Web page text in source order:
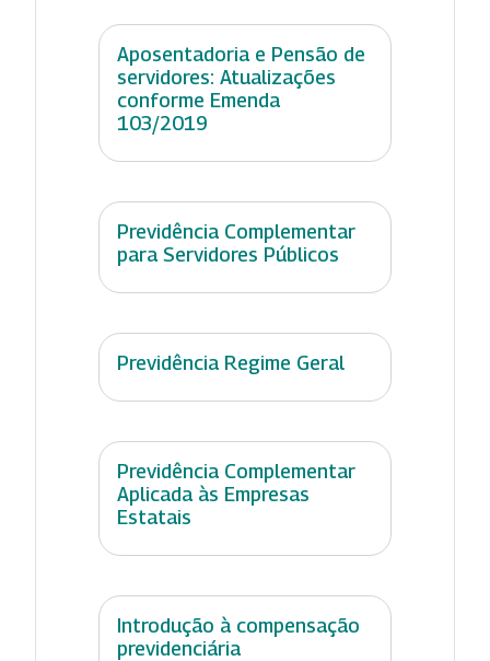
Aposentadoria e Pensão de
servidores: Atualizações
conforme Emenda
103/2019
Previdência Complementar
para Servidores Públicos
Previdência Regime Geral
Previdência Complementar
Aplicada às Empresas
Estatais
Introdução à compensação
previdenciária